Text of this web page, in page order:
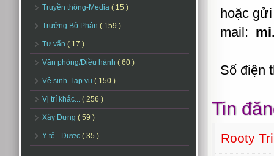
Truyền thông-Media ( 15 )
Trưởng Bộ Phận ( 159 )
Tư vấn ( 17 )
Văn phòng/Điều hành ( 60 )
Vệ sinh-Tạp vụ ( 150 )
Vị trí khác... ( 256 )
Xây Dựng ( 59 )
Y tế - Dược ( 35 )
hoặc
mail:
Số điện
Tin
Rooty